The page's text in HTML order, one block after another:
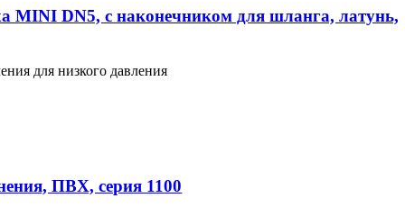
MINI DN5, с наконечником для шланга, латунь,
для низкого давления
ПВХ, серия 1100